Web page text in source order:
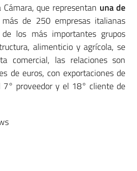
que representan una de
de 250 empresas italianas
los más importantes grupos
alimenticio y agrícola, se
comercial, las relaciones son
de euros, con exportaciones de
proveedor y el 18° cliente de